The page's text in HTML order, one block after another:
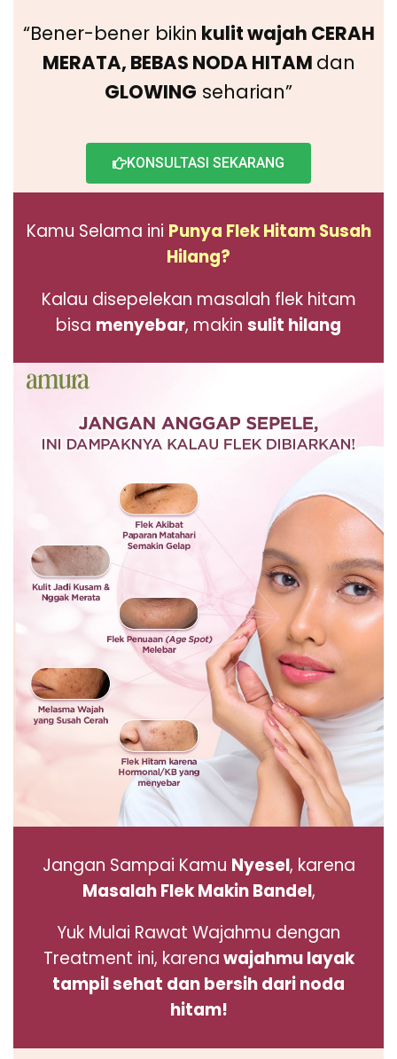
“Bener-bener bikin kulit wajah CERAH
MERATA, BEBAS NODA HITAM dan
GLOWING seharian”
KONSULTASI SEKARANG
Kamu Selama ini Punya Flek Hitam Susah
Hilang?
Kalau disepelekan masalah flek hitam
bisa menyebar, makin sulit hilang
Jangan Sampai Kamu Nyesel, karena
Masalah Flek Makin Bandel,
Yuk Mulai Rawat Wajahmu dengan
Treatment ini, karenawajahmu layak
tampil sehat dan bersih dari noda
hitam!